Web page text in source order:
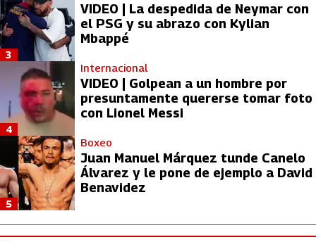
VIDEO | La despedida de Neymar con
el PSG y su abrazo con Kylian
Mbappé
3
Internacional
VIDEO | Golpean a un hombre por
presuntamente quererse tomar foto
con Lionel Messi
4
Boxeo
Juan Manuel Márquez tunde Canelo
Álvarez y le pone de ejemplo a David
Benavidez
5